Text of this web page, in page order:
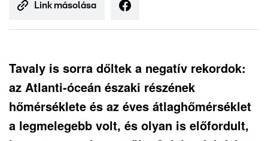
Link másolása
Tavaly is sorra dőltek a negatív rekordok:
az Atlanti-óceán északi részének
hőmérséklete és az éves átlaghőmérséklet
a legmelegebb volt, és olyan is előfordult,